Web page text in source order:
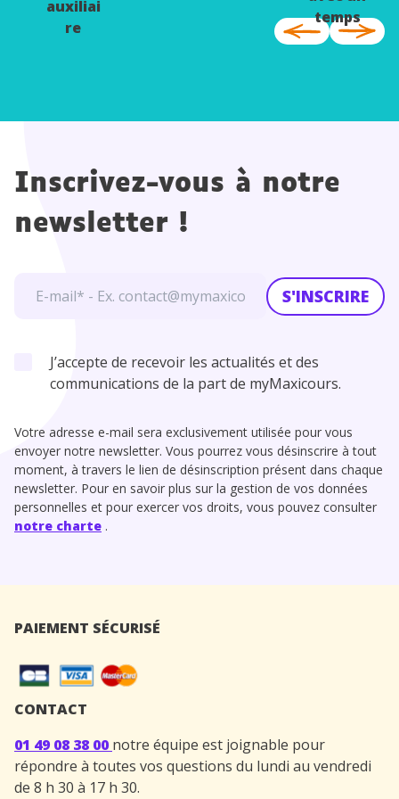
auxiliai
re
temps
Inscrivez-vous à notre
newsletter !
S'INSCRIRE
J’accepte de recevoir les actualités et des
communications de la part de myMaxicours.
Votre adresse e-mail sera exclusivement utilisée pour vous
envoyer notre newsletter. Vous pourrez vous désinscrire à tout
moment, à travers le lien de désinscription présent dans chaque
newsletter. Pour en savoir plus sur la gestion de vos données
personnelles et pour exercer vos droits, vous pouvez consulter
notre charte .
PAIEMENT SÉCURISÉ
CONTACT
01 49 08 38 00 notre équipe est joignable pour
répondre à toutes vos questions du lundi au vendredi
de 8 h 30 à 17 h 30.